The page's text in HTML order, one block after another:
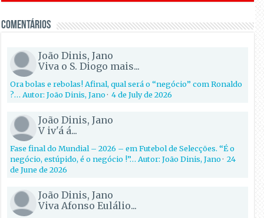
Comentários
João Dinis, Jano
Viva o S. Diogo mais...
Ora bolas e rebolas! Afinal, qual será o “negócio” com Ronaldo
?… Autor: João Dinis, Jano·4 de July de 2026
João Dinis, Jano
V iv'á á...
Fase final do Mundial – 2026 – em Futebol de Selecções. “É o
negócio, estúpido, é o negócio !”… Autor: João Dinis, Jano·24
de June de 2026
João Dinis, Jano
Viva Afonso Eulálio...